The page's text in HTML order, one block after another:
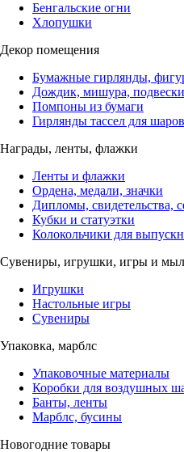
Бенгальские огни
Хлопушки
Декор помещения
Бумажные гирлянды,
Дождик, мишура, подвески
Помпоны из бумаги
Гирлянды тассел для шаров
Награды, ленты, флажки
Ленты и флажки
Ордена, медали, значки
Дипломы, свидетельства,
Кубки и статуэтки
Колокольчики для
Сувениры, игрушки, игры и
Игрушки
Настольные игры
Сувениры
Упаковка, марблс
Упаковочные материалы
Коробки для воздушных
Банты, ленты
Марблс, бусины
Новогодние товары